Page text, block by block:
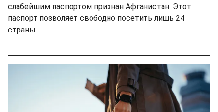
слабейшим паспортом признан Афганистан. Этот
паспорт позволяет свободно посетить лишь 24
страны.